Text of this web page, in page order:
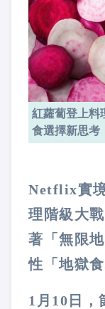
紅蘿蔔登上料
食選擇新思考
Netflix實
理階級大
著「無限
性「地獄
1 月 10 日，